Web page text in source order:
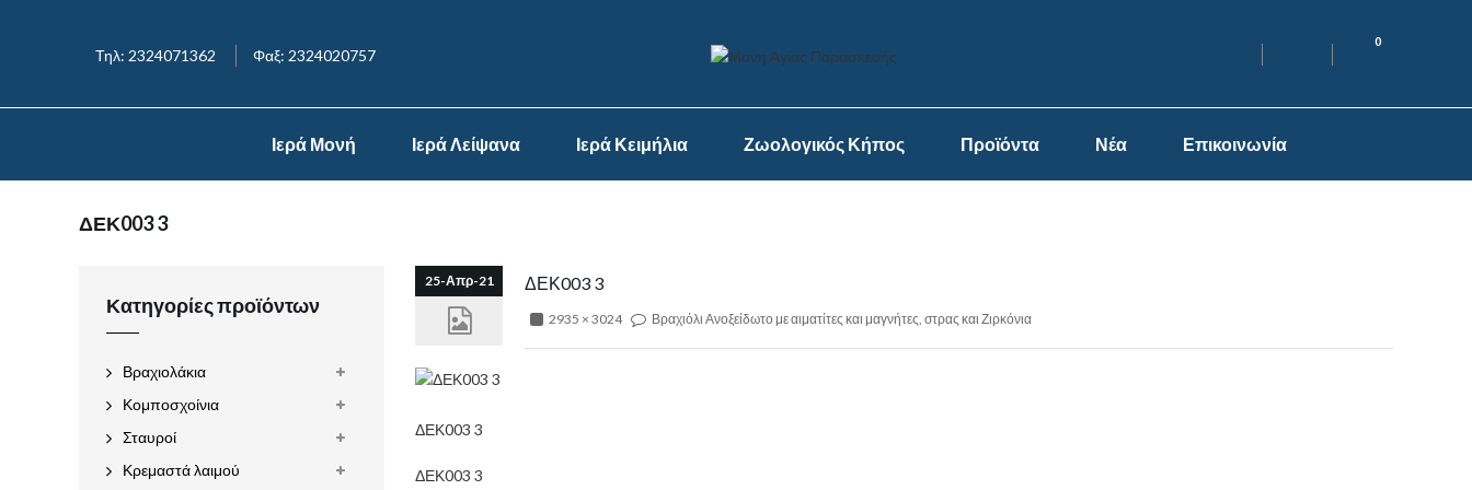
Τηλ: 2324071362 Φαξ: 2324020757
0
Ιερά Μονή Ιερά Λείψανα Ιερά Κειμήλια Ζωολογικός Κήπος Προϊόντα Νέα Επικοινωνία
ΔΕΚ003 3
25-Απρ-21 ΔΕΚ003 3
2935 × 3024 Βραχιόλι Ανοξείδωτο με αιματίτες και μαγνήτες, στρας και Ζιρκόνια
ΔΕΚ003 3
ΔΕΚ003 3
Κατηγορίες προϊόντων
Βραχιολάκια
Κομποσχοίνια
Σταυροί
Κρεμαστά λαιμού